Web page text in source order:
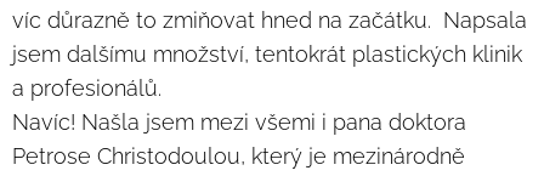
víc důrazně to zmiňovat hned na začátku. Napsala
jsem dalšímu množství, tentokrát plastických klinik
a profesionálů.
Navíc! Našla jsem mezi všemi i pana doktora
Petrose Christodoulou, který je mezinárodně